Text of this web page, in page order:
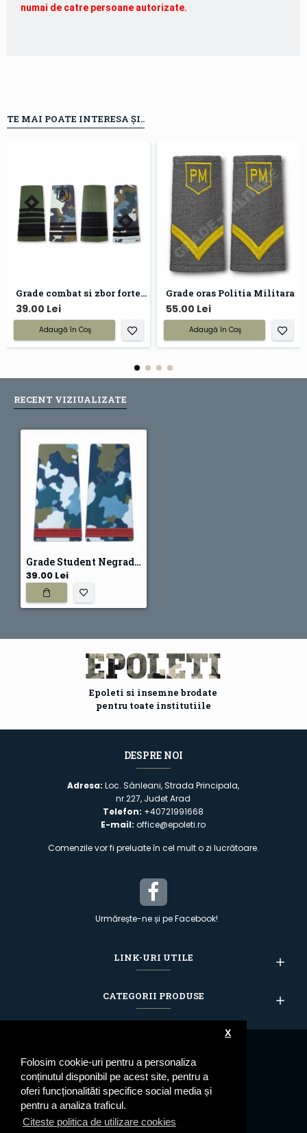
Folosim cookie-uri pentru a personaliza
conținutul disponibil pe acest site, pentru a
oferi funcționalităti specifice social media și
pentru a analiza traficul.
Citeste politica de utilizare cookies
X
numai de catre persoane autorizate.
TE MAI POATE INTERESA ȘI..
Grade combat si zbor forte aeriene
39.00 Lei
Adaugă în Coş
Grade oras Politia Militara
55.00 Lei
Adaugă în Coş
RECENT VIZIUALIZATE
Grade Student Negradat - Forte Aeriene combat
39.00 Lei
Epoleti si insemne brodate
pentru toate institutiile
DESPRE NOI
Adresa:Loc. Sânleani, Strada Principala,
nr.227, Judet Arad
Telefon: +40721991668
E-mail: office@epoleti.ro
Comenzile vor fi preluate în cel mult o zi lucrătoare.
Urmărește-ne și pe Facebook!
LINK-URI UTILE
CATEGORII PRODUSE